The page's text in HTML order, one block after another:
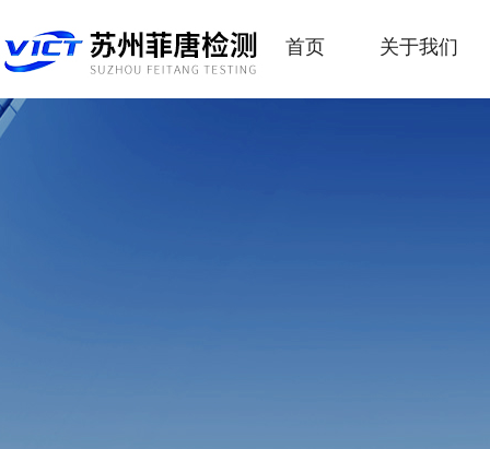
首页 关于我们